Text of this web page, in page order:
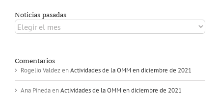
Noticias pasadas
Noticias
pasadas
Comentarios
Rogelio ValdezenActividades de la OMM en diciembre de 2021
Ana PinedaenActividades de la OMM en diciembre de 2021